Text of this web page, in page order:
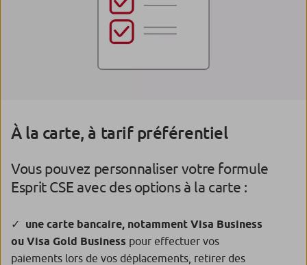
À la carte, à tarif préférentiel
Vous pouvez personnaliser votre formule
Esprit CSE avec des options à la carte :
une carte bancaire, notamment Visa Business
ou Visa Gold Business pour effectuer vos
paiements lors de vos déplacements, retirer des